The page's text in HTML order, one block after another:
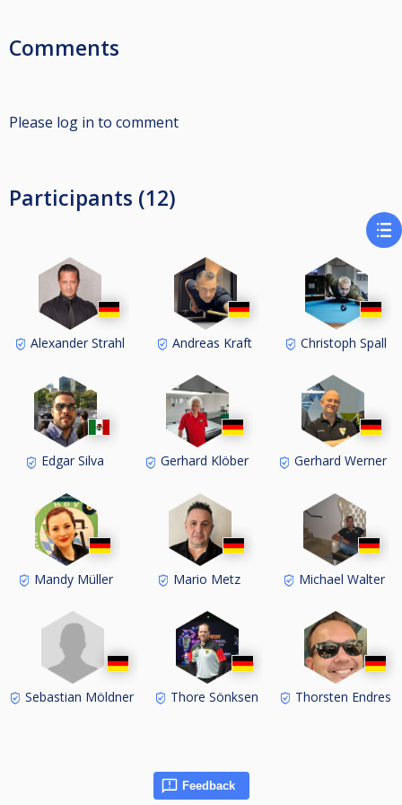
Comments
Please log in to comment
Participants (12)
Alexander Strahl Andreas Kraft Christoph Spall
Edgar Silva Gerhard Klöber Gerhard Werner
Mandy Müller Mario Metz Michael Walter
Sebastian Möldner Thore Sönksen Thorsten Endres
Feedback